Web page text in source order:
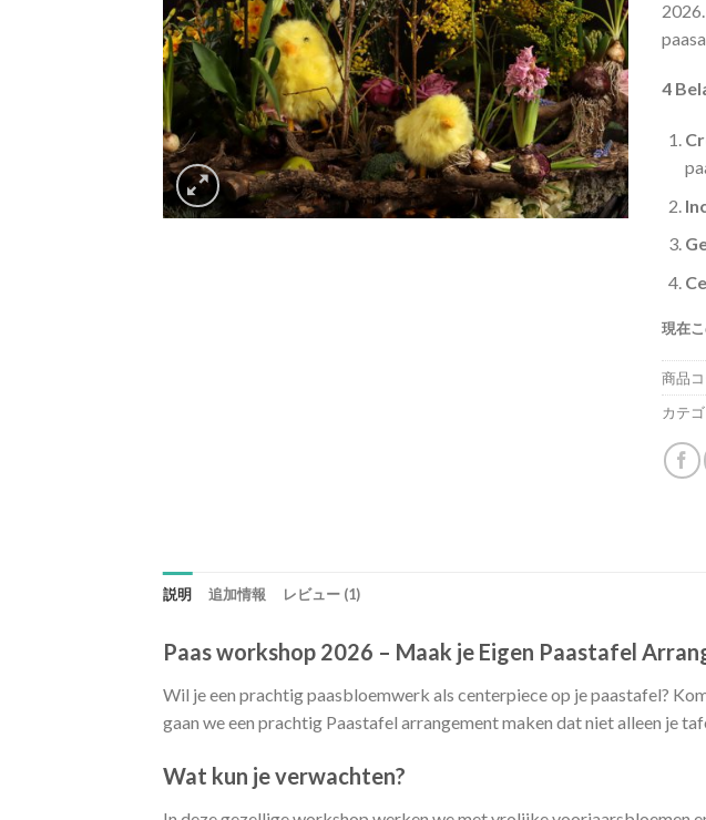
4
現在
商品
カテ
説明 追加情報 レビュー (1)
Paas workshop 2026 – Maak je Eigen Paastafel
Wil je een prachtig paasbloemwerk als centerpiece op je paastafel?
gaan we een prachtig Paastafel arrangement maken dat niet alleen je
Wat kun je verwachten?